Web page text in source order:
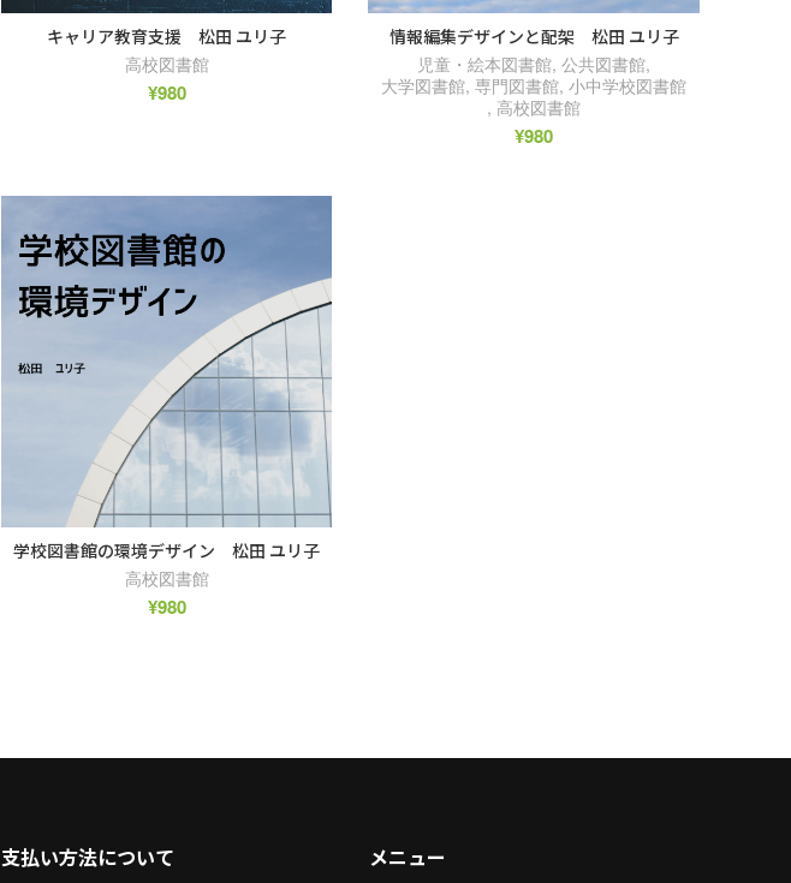
キャリア教育支援 松田 ユリ子
高校図書館
¥980
情報編集デザインと配架 松田 ユリ子
児童・絵本図書館,公共図書館,
大学図書館,専門図書館,小中学校図書館
, 高校図書館
¥980
学校図書館の環境デザイン 松田 ユリ子
高校図書館
¥980
支払い方法について メニュー